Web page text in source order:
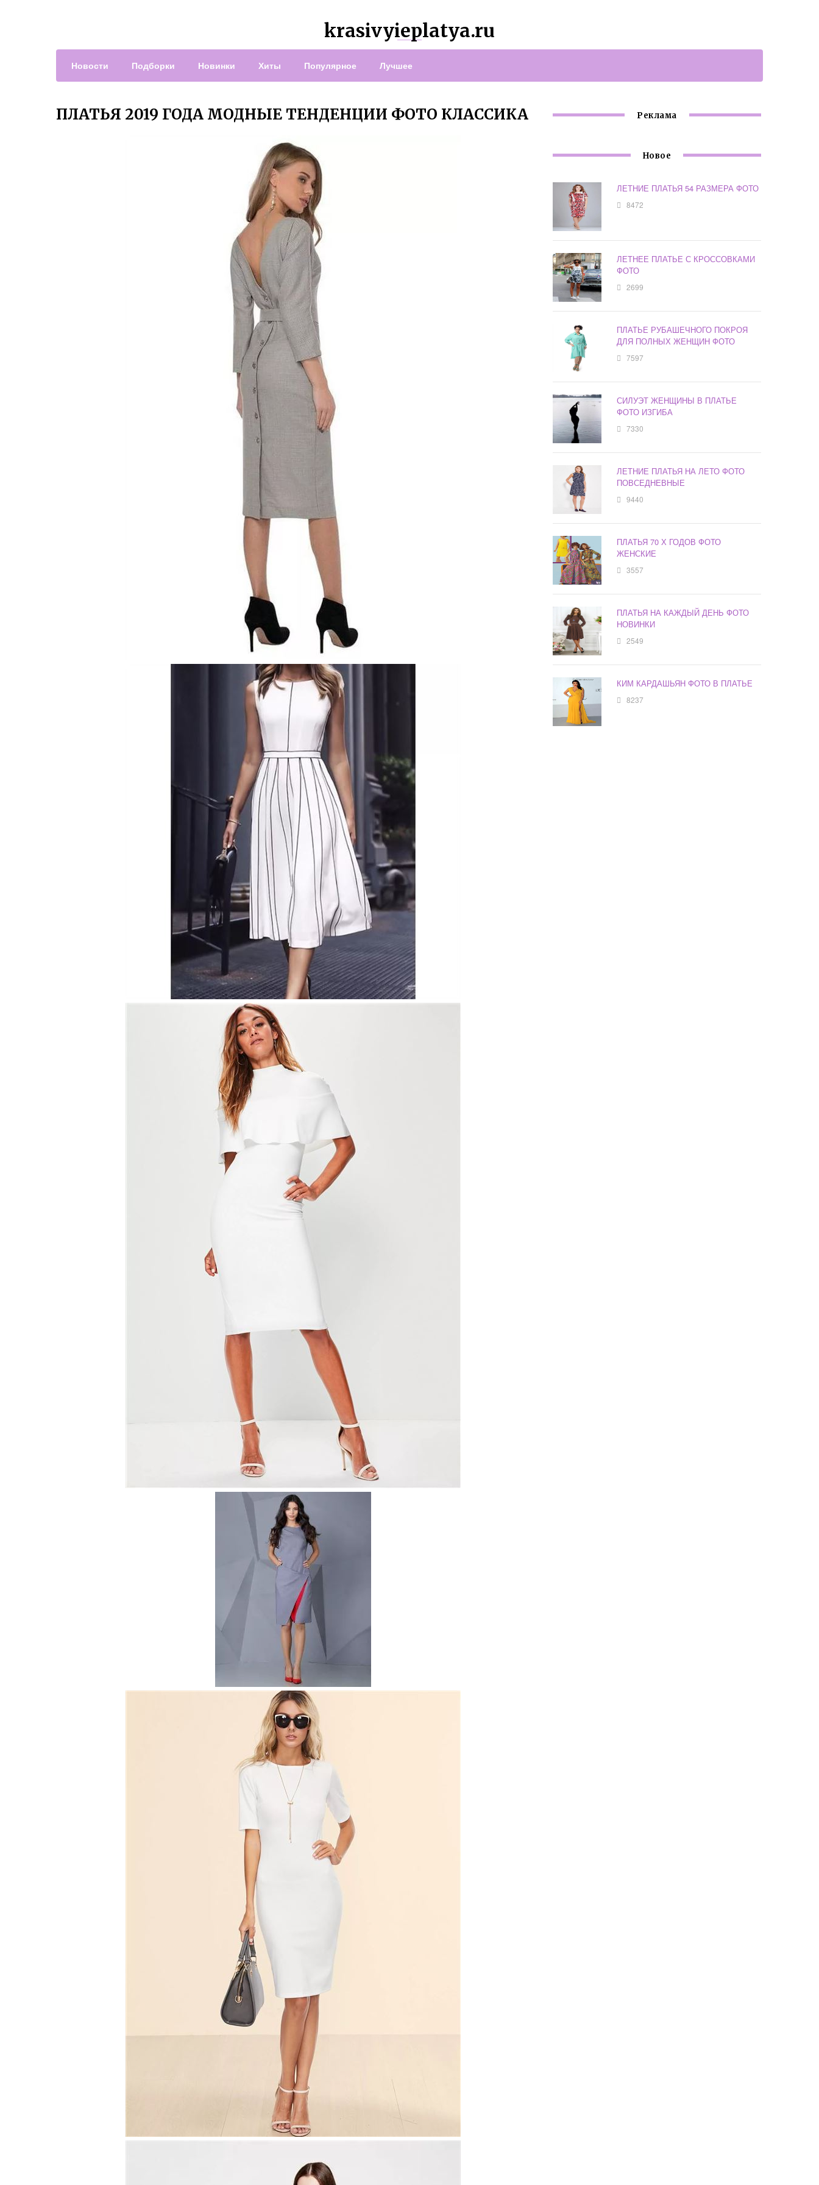
krasivyieplatya.ru
Новости Подборки Новинки Хиты Популярное Лучшее
ПЛАТЬЯ 2019 ГОДА МОДНЫЕ ТЕНДЕНЦИИ ФОТО КЛАССИКА Реклама
Новое
ЛЕТНИЕ ПЛАТЬЯ 54 РАЗМЕРА ФОТО
8472
ЛЕТНЕЕ ПЛАТЬЕ С КРОССОВКАМИ
ФОТО
2699
ПЛАТЬЕ РУБАШЕЧНОГО ПОКРОЯ
ДЛЯ ПОЛНЫХ ЖЕНЩИН ФОТО
7597
СИЛУЭТ ЖЕНЩИНЫ В ПЛАТЬЕ
ФОТО ИЗГИБА
7330
ЛЕТНИЕ ПЛАТЬЯ НА ЛЕТО ФОТО
ПОВСЕДНЕВНЫЕ
9440
ПЛАТЬЯ 70 Х ГОДОВ ФОТО
ЖЕНСКИЕ
3557
ПЛАТЬЯ НА КАЖДЫЙ ДЕНЬ ФОТО
НОВИНКИ
2549
КИМ КАРДАШЬЯН ФОТО В ПЛАТЬЕ
8237